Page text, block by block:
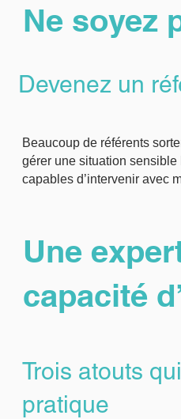
Ne soyez
Devenez un
Beaucoup de référents
gérer une situation sensible
capables d’intervenir avec
Une
capacité
Trois atouts
pratique